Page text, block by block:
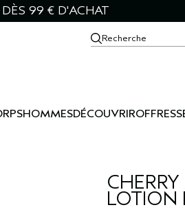
DÈS 99 € D'ACHAT
Recherche
HOMMESDÉCOUVRIROFFRES
LOTION